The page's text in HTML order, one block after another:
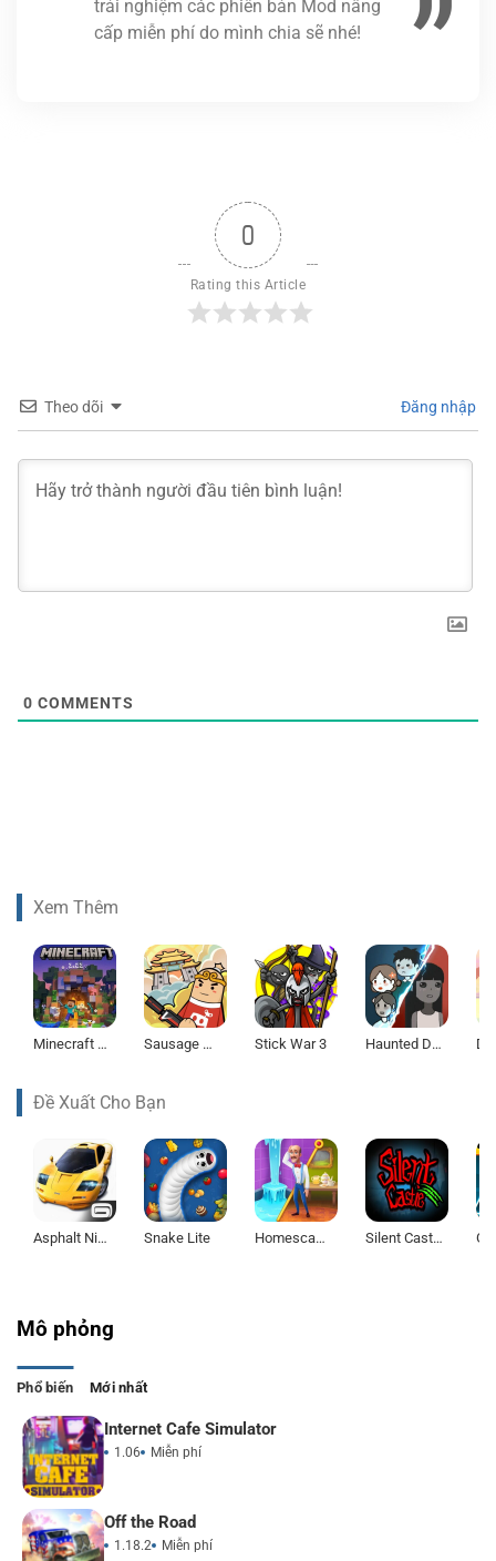
trải nghiệm các phiên bản Mod nâng
cấp miễn phí do mình chia sẽ nhé!
0
Rating this Article
Theo dõi Đăng nhập
0 COMMENTS
Xem Thêm
Minecraft 1.21 Sausage Man Stick War 3 Haunted Dorm
Đề Xuất Cho Bạn
Asphalt Nitro Snake Lite Homescapes Silent Castle
Mô phỏng
Phổ biến Mới nhất
Internet Cafe Simulator
1.06 Miễn phí
Off the Road
1.18.2 Miễn phí